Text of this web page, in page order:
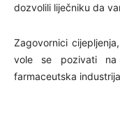
dozvolili liječniku da
Zagovornici
vole se pozivati na
farmaceutska